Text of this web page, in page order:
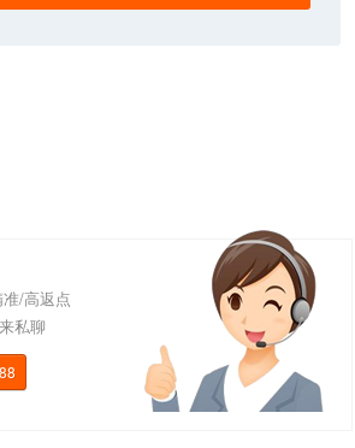
/高返点
私聊